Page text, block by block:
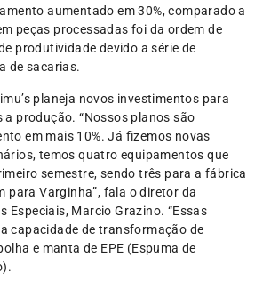
aumentado em 30%, comparado a
peças processadas foi da ordem de
produtividade devido a série de
de sacarias.
planeja novos investimentos para
produção. “Nossos planos são
em mais 10%. Já fizemos novas
temos quatro equipamentos que
semestre, sendo três para a fábrica
para Varginha”, fala o diretor da
Especiais, Marcio Grazino. “Essas
capacidade de transformação de
e manta de EPE (Espuma de